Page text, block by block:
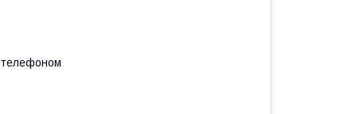
телефоном